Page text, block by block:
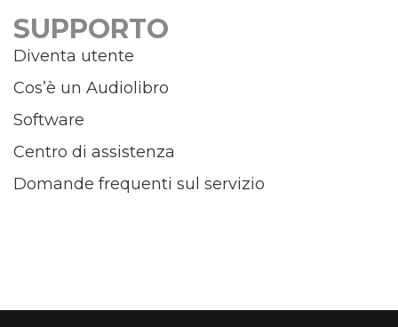
SUPPORTO
Diventa utente
Cos’è un Audiolibro
Software
Centro di assistenza
Domande frequenti sul servizio